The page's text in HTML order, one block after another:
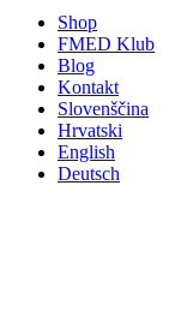
Shop
FMED Klub
Blog
Kontakt
Slovenščina
Hrvatski
English
Deutsch